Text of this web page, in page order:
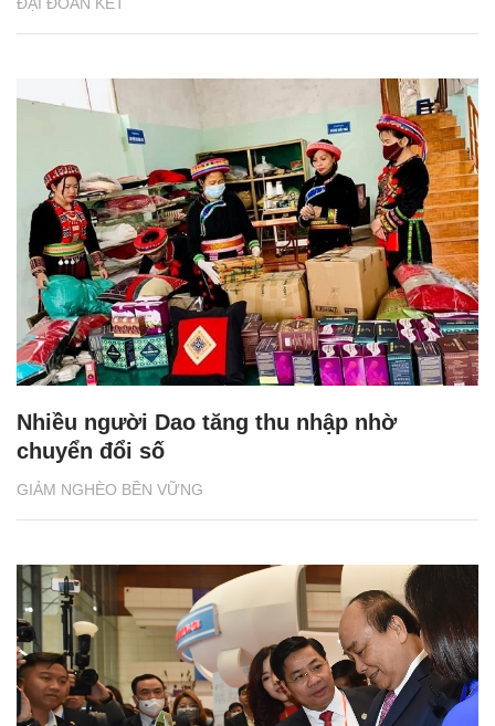
GIẢM NGHÈO BỀN VỮNG
Nhiều người Dao tăng thu nhập nhờ
chuyển đổi số